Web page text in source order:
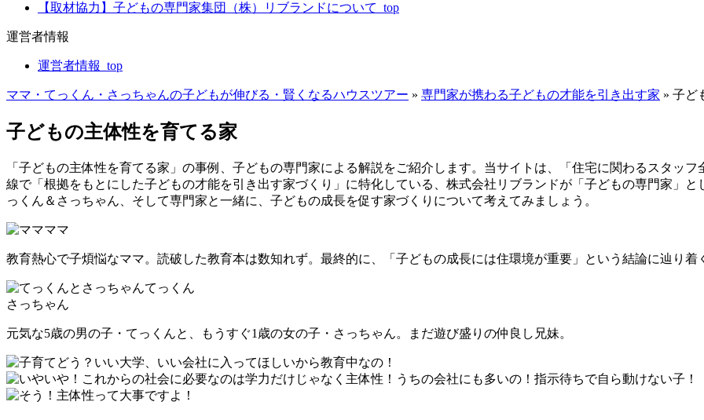
【取材協力】子どもの専門家集団（株）リブランドについて_top
運営者情報
運営者情報_top
ママ・てっくん・さっちゃんの子どもが伸びる・賢くなるハウスツアー » 専門家が携わる子どもの才能を引き出す家 » 子ど
子どもの主体性を育てる家
「子どもの主体性を育てる家」の事例、子どもの専門家による解説をご紹介します。当サイトは、「住宅に関わるスタッ
線で「根拠をもとにした子どもの才能を引き出す家づくり」に特化している、株式会社リブランドが「子どもの専門家」
っくん＆さっちゃん、そして専門家と一緒に、子どもの成長を促す家づくりについて考えてみましょう。
ママ
教育熱心で子煩悩なママ。読破した教育本は数知れず。最終的に、「子どもの成長には住環境が重要」という結論に辿り着
てっくん
さっちゃん
元気な5歳の男の子・てっくんと、もうすぐ1歳の女の子・さっちゃん。まだ遊び盛りの仲良し兄妹。